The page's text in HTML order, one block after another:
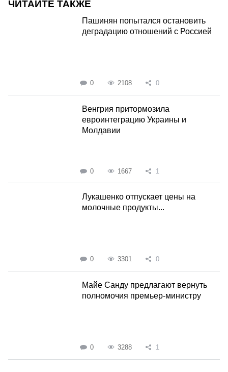
ЧИТАЙТЕ ТАКЖЕ
Пашинян попытался остановить
деградацию отношений с Россией
0 2108 0
Венгрия притормозила
евроинтеграцию Украины и
Молдавии
0 1667 1
Лукашенко отпускает цены на
молочные продукты...
0 3301 0
Майе Санду предлагают вернуть
полномочия премьер-министру
0 3288 1